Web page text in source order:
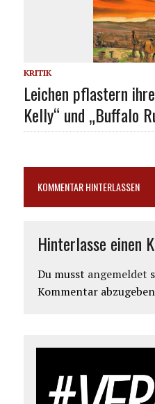
KRITIK
Leichen pflastern
Kelly“ und „Buffalo
KOMMENTAR HINTERLASSEN
Hinterlasse einen
Du musst angemeldet
Kommentar